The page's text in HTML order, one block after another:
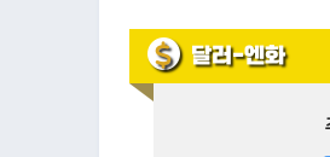
달러-엔화